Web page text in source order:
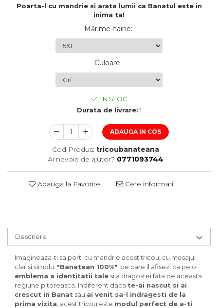
Poarta-l cu mandrie si arata lumii ca Banatul este in
inima ta!
Mărime haine:
Culoare:
IN STOC
Durata de livrare: 1
ADAUGA IN COS
Cod Produs: tricoubanateana
Ai nevoie de ajutor? 0771093744
Adauga la Favorite Cere informatii
Descriere
Imagineaza-ti sa porti cu mandrie acest tricou, cu mesajul
clar si simplu: "Banatean 100%" , pe care il afisezi ca pe o
emblema a identitatii tale si a dragostei fata de aceasta
regiune pitoreasca. Indiferent daca te-ai nascut si ai
crescut in Banat sau ai venit sa-l indragesti de la
prima vizita , acest tricou este modul perfect de a-ti